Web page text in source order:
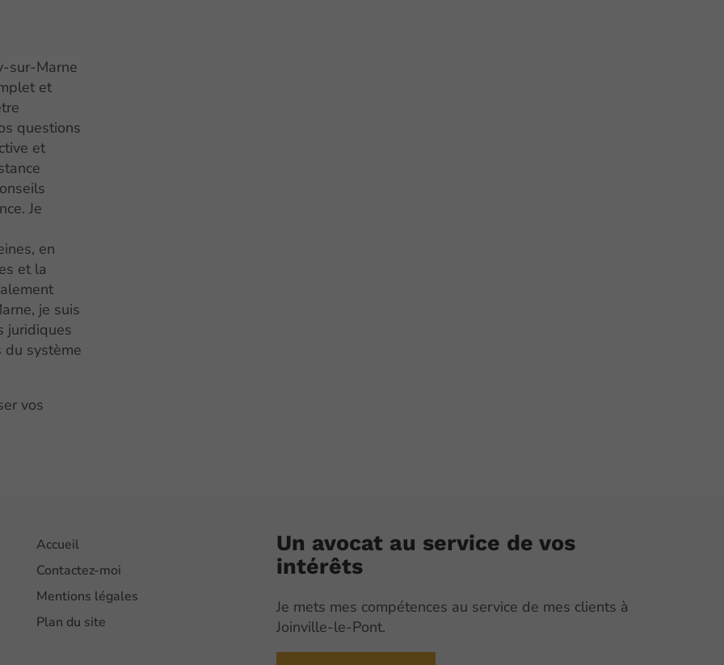
sur-Marne
et
questions
et
Je
en
et la
je suis
juridiques
du système
vos
Accueil
Contactez-moi
Mentions légales
Plan du site
Un avocat au service de vos
intérêts
Je mets mes compétences au service de mes clients à
Joinville-le-Pont.